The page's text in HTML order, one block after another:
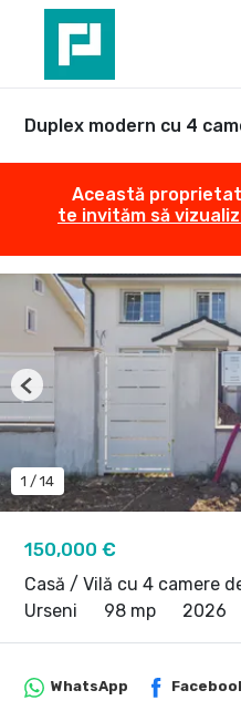
Duplex modern cu 4
Această
te invităm să
150,000 €
Casă / Vilă cu 4 camere
Urseni
98 mp 2026
1 / 14
Previous
WhatsApp